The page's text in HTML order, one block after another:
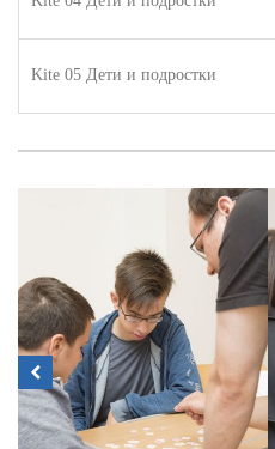
Kite 05 Дети и подростки